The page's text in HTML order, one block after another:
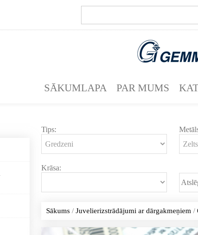
SĀKUMLAPA PAR MUMS
Tips:
Krāsa:
Sākums/ Juvelierizstrādājumi ar dārgakmeņiem /